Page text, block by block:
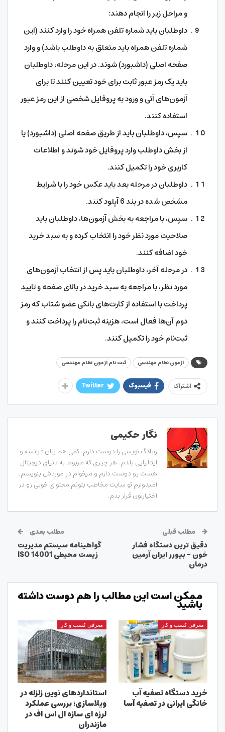
و مراحل زیر را انجام دهند:
داوطلبان باید شماره تلفن همراه خود را وارد کنند (این
شماره تلفن همراه باید متعلق به داوطلب باشد) و وارد
صفحه اصلی (داشبورد) شوند. در این مرحله، داوطلبان
باید یک رمز عبور ثابت برای خود تعیین کنند تا برای
آزمون‌های آتی و ورود به پروفایل شخصی از این رمز عبور
استفاده کنند.
سپس، داوطلبان باید از طریق صفحه اصلی (داشبورد) یا
از بخش داوطلب وارد پروفایل خود شوند و اطلاعات
کاربری خود را تکمیل کنند.
داوطلبان در مرحله بعد باید عکس خود را با شرایط
مشخص شده در بند 6 آپلود کنند.
سپس، با مراجعه به بخش آزمون‌ها، داوطلبان باید
صلاحیت مورد نظر خود را انتخاب کرده و به سبد خرید
خود اضافه کنند.
در مرحله آخر، داوطلبان باید پس از انتخاب آزمون‌های
مورد نظر، با مراجعه به سبد خرید در بالای صفحه و تایید
پرداخت با استفاده از کارت‌های بانکی عضو شتاب که رمز
دوم آن‌ها فعال است، هزینه ثبت‌نام را پرداخت کنند و
ثبت‌نام خود را تکمیل کنند.
آزمون نظام مهندسی ثبت نام آزمون نظام مهندسی
اشتراک فیسبوک Twitter
نگار حکیمی
وبلاگ نویسی را دوست دارم. کمی هم زبان فرانسه و
ایتالیایی بلدم. هر چیزی که مربوط به دنیای دیجیتال
هست رو دوست دارم و میخوام در موردش بنویسم.
امیدوارم تو سایت مخاطب بتونم محتوای خوبی رو در
اختیارتون قرار بدم.
مطلب قبلی
دقیق ترین دستگاه فشار
خون – بیورر ایران آرمین
درمان
مطلب بعدی
گواهینامه سیستم مدیریت
زیست محیطی ISO 14001
ممکن است این مطالب را هم دوست داشته
باشید
معرفی کسب و کار
خرید دستگاه تصفیه آب
خانگی ایرانی در تصفیه آسا
معرفی کسب و کار
استانداردهای نوین زلزله در
ویلاسازی؛ بررسی عملکرد
لرزه ای سازه ال اس اف در
مازندران